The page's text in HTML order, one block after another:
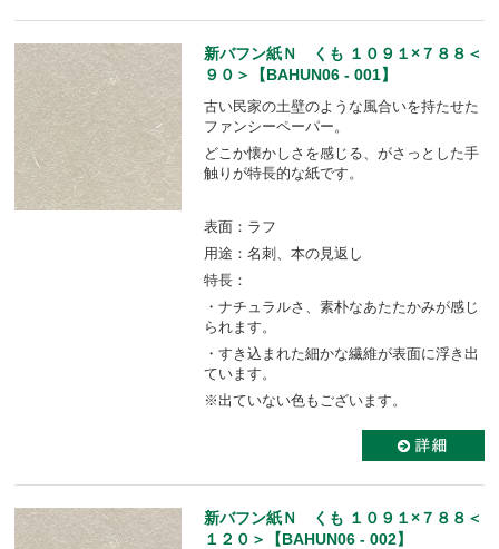
新バフン紙Ｎ くも １０９１×７８８＜
９０＞【BAHUN06 - 001】
古い民家の土壁のような風合いを持たせた
ファンシーペーパー。
どこか懐かしさを感じる、がさっとした手
触りが特長的な紙です。
表面：ラフ
用途：名刺、本の見返し
特長：
・ナチュラルさ、素朴なあたたかみが感じ
られます。
・すき込まれた細かな繊維が表面に浮き出
ています。
※出ていない色もございます。
新バフン紙Ｎ くも １０９１×７８８＜
１２０＞【BAHUN06 - 002】